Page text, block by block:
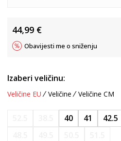
44,99 €
Obavijesti me o sniženju
Izaberi veličinu:
Veličine EU Veličine Veličine CM
40 41 42.5